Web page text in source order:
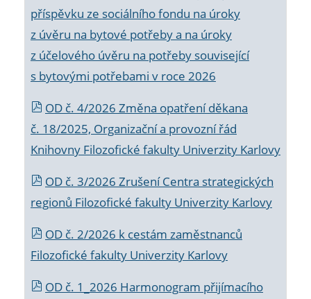
příspěvku ze sociálního fondu na úroky
z úvěru na bytové potřeby a na úroky
z účelového úvěru na potřeby související
s bytovými potřebami v roce 2026
OD č. 4/2026 Změna opatření děkana
č. 18/2025, Organizační a provozní řád
Knihovny Filozofické fakulty Univerzity Karlovy
OD č. 3/2026 Zrušení Centra strategických
regionů Filozofické fakulty Univerzity Karlovy
OD č. 2/2026 k cestám zaměstnanců
Filozofické fakulty Univerzity Karlovy
OD č. 1_2026 Harmonogram přijímacího